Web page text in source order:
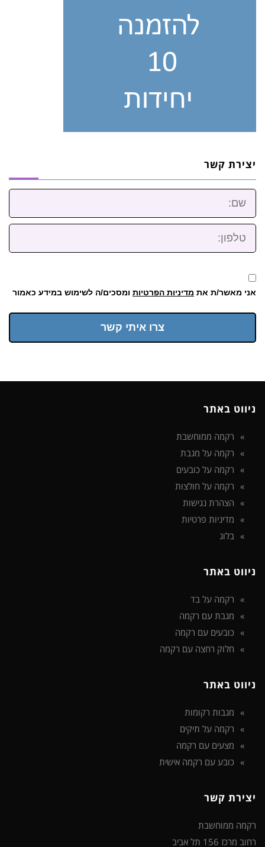
יצירת קשר
שם:
טלפון:
אני מאשר/ת את מדיניות הפרטיות ומסכים/ה לשימוש במידע כאמור
צרו איתי קשר
ניווט באתר
רקמה ממוחשבת
רקמה על מגבת
רקמה על כובעים
רקמה על חולצות
הצהרת נגישות
מדיניות פרטיות
בלוג
ניווט באתר
רקמה על בד
מגבת עם רקמה
כובעים עם רקמה
חלוק רחצה עם רקמה
ניווט באתר
מגבות רקומות
רקמה על תיקים
מצעים עם רקמה
כובע עם רקמה אישית
יצירת קשר
רקמה ממוחשבת
רחוב מרכז 156 תל אביב